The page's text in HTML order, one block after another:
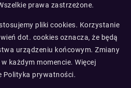
prawa zastrzeżone.
pliki cookies. Korzystanie
dot. cookies oznacza, że będą
urządzeniu końcowym. Zmiany
każdym momencie. Więcej
Polityka prywatności.